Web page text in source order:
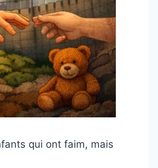
qui ont faim, mais